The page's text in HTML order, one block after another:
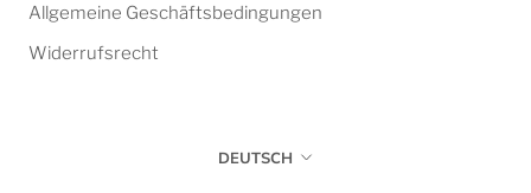
Allgemeine Geschäftsbedingungen
Widerrufsrecht
Sprache
DEUTSCH